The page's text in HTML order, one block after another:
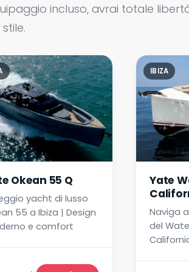
incluso, avrai totale
Okean 55 Q
yacht di lusso
55 a Ibiza | Design
e comfort
IBIZA
Yate
Naviga
del